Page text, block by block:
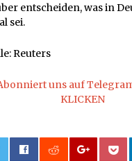
entscheiden, was in
sei.
Reuters
uns auf
KLICKEN